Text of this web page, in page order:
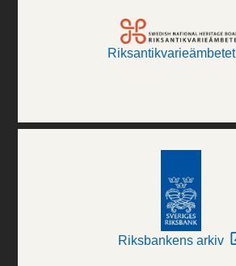
Riksantikvarieämbetet
Riksbankens arkiv